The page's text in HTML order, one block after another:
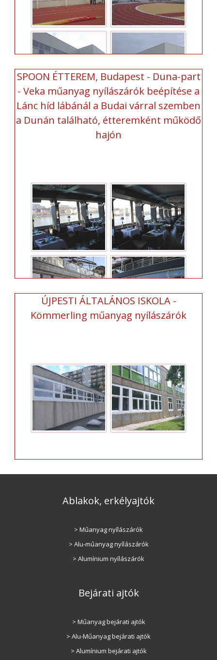
SPOON ÉTTEREM, Budapest - Duna-part
- Veka műanyag nyílászárók beépítése a
Lánc híd lábánál a Budai várral szemben
a Dunán található, étteremként működő
hajón
ÚJPESTI ÁLTALÁNOS ISKOLA -
Kömmerling műanyag nyílászárók
Ablakok, erkélyajtók
> Műanyag nyílászárók
> Alu-műanyag nyílászárók
> Alumínium nyílászárók
Bejárati ajtók
> Műanyag bejárati ajtók
> Alu-Műanyag bejárati ajtók
> Alumínium bejárati ajtók